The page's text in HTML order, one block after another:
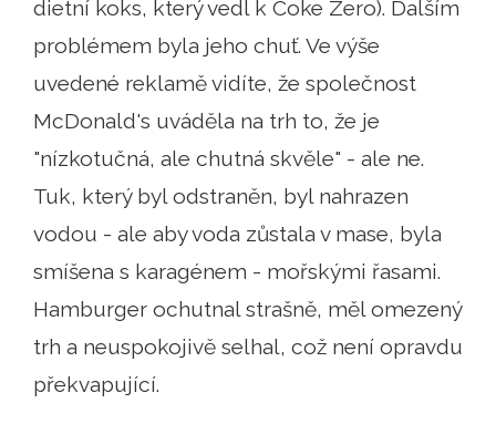
dietní koks, který vedl k Coke Zero). Dalším
problémem byla jeho chuť. Ve výše
uvedené reklamě vidíte, že společnost
McDonald's uváděla na trh to, že je
"nízkotučná, ale chutná skvěle" - ale ne.
Tuk, který byl odstraněn, byl nahrazen
vodou - ale aby voda zůstala v mase, byla
smíšena s karagénem - mořskými řasami.
Hamburger ochutnal strašně, měl omezený
trh a neuspokojivě selhal, což není opravdu
překvapující.